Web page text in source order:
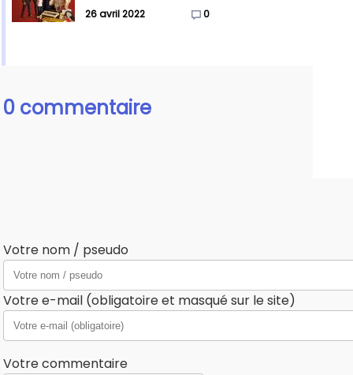
26 avril 2022 0
0 commentaire
Votre nom / pseudo
Votre e-mail (obligatoire et masqué sur le site)
Votre commentaire